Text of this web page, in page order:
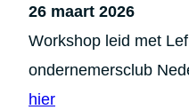
26 maart 2026
Workshop leid met
ondernemersclub
hier